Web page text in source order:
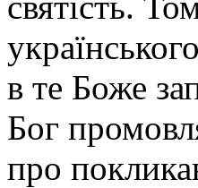
в те Боже
Бог
про